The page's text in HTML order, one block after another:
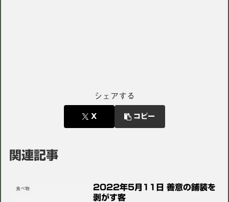
シェアする
X コピー
関連記事
食べ物
2022年5月11日 善意の舗装を
剥がす客